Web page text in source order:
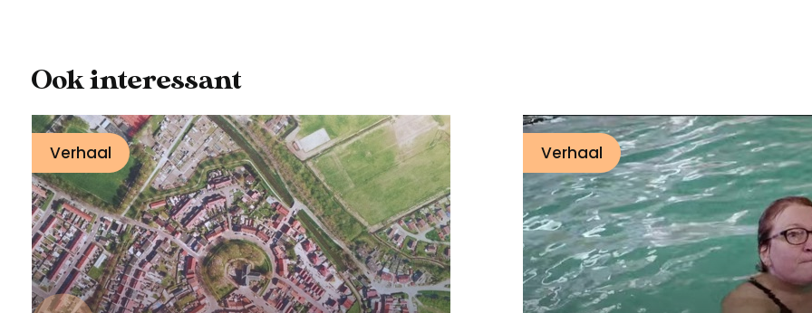
Ook interessant
Verhaal
Video: Portret van
Verhaal